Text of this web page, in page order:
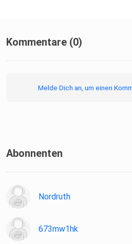
Kommentare (0)
Melde Dich an, um einen
Abonnenten
Nordruth
673mw1hk